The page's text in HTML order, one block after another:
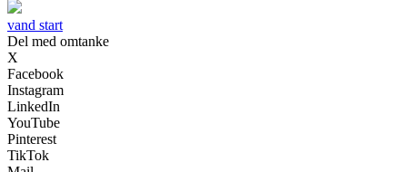
vand start
Del med omtanke
X
Facebook
Instagram
LinkedIn
YouTube
Pinterest
TikTok